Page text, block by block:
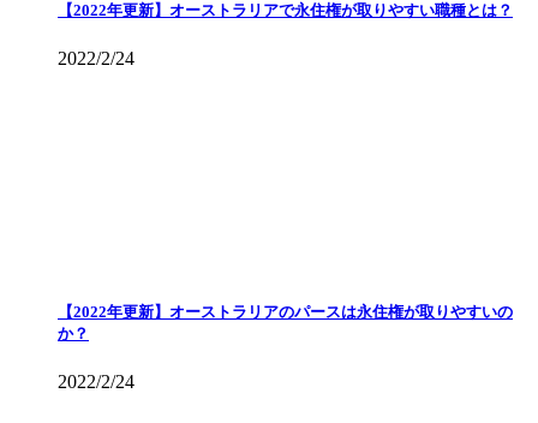
【2022年更新】オーストラリアで永住権が取りやすい職種とは？
2022/2/24
【2022年更新】オーストラリアのパースは永住権が取りやすいの
か？
2022/2/24